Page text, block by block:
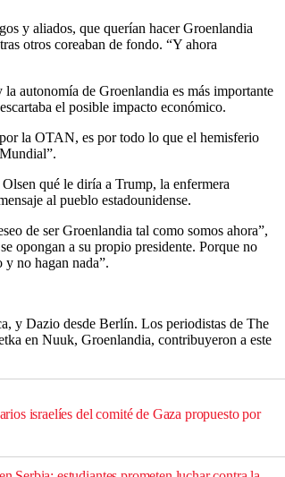
y aliados, que querían hacer Groenlandia
otros coreaban de fondo. “Y ahora
autonomía de Groenlandia es más importante
el posible impacto económico.
la OTAN, es por todo lo que el hemisferio
qué le diría a Trump, la enfermera
al pueblo estadounidense.
de ser Groenlandia tal como somos ahora”,
opongan a su propio presidente. Porque no
y no hagan nada”.
y Dazio desde Berlín. Los periodistas de The
en Nuuk, Groenlandia, contribuyeron a este
israelíes del comité de Gaza propuesto por